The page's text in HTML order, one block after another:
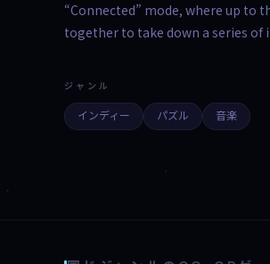
“Connected” mode, where up to
together to take down a series of
ジャンル
インディー パズル 音楽